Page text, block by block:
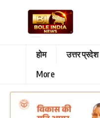
होम उत्तर प्रदेश
More